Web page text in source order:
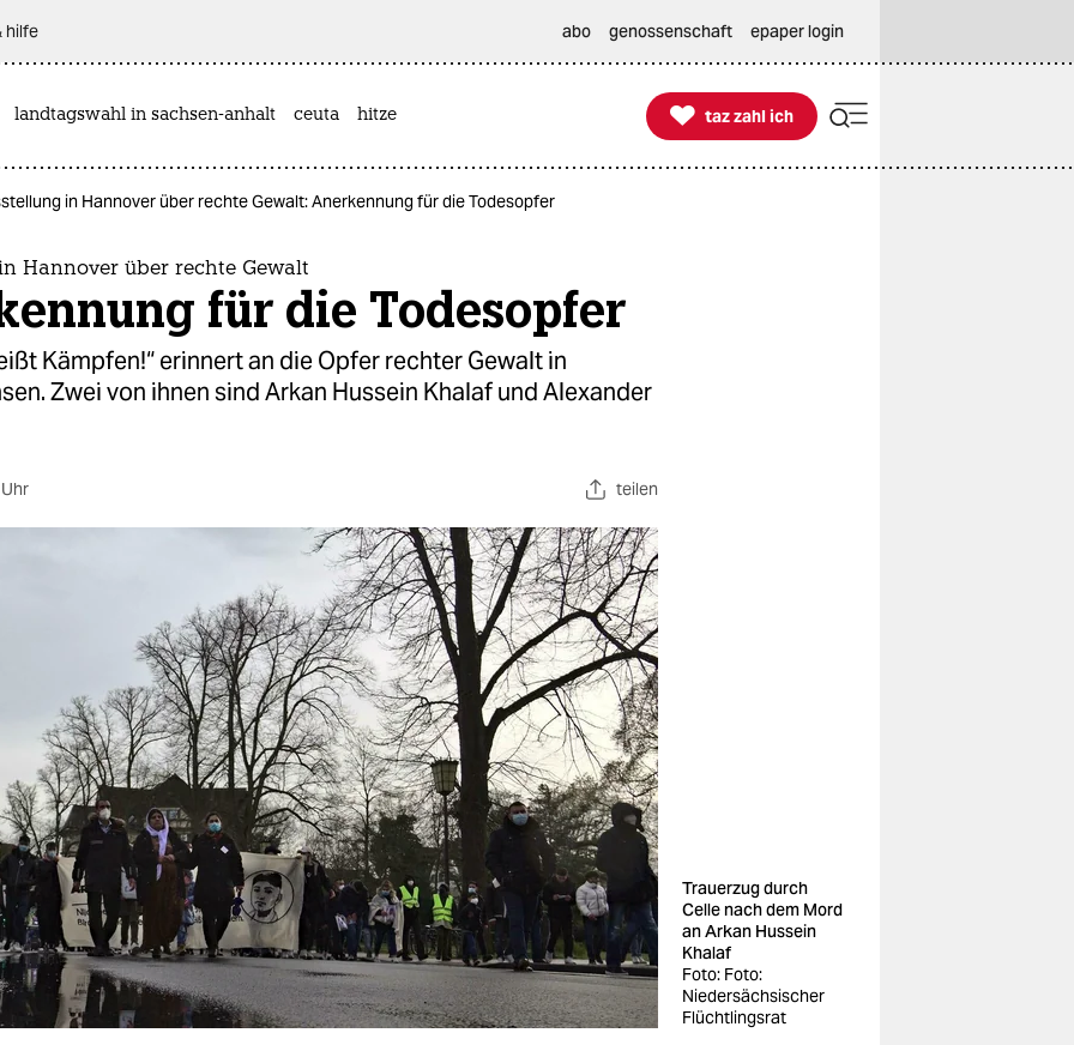
hilfe abo genossenschaft epaper login
landtagswahl in sachsen-anhalt ceuta hitze 
taz zahl ich
taz zahl ich
in Hannover über rechte Gewalt: Anerkennung für die Todesopfer
Hannover über rechte Gewalt
für die Todesopfer
Kämpfen!“ erinnert an die Opfer rechter Gewalt in
Zwei von ihnen sind Arkan Hussein Khalaf und Alexander
teilen
Trauerzug durch
Celle nach dem Mord
an Arkan Hussein
Khalaf
Foto: Foto:
Niedersächsischer
Flüchtlingsrat